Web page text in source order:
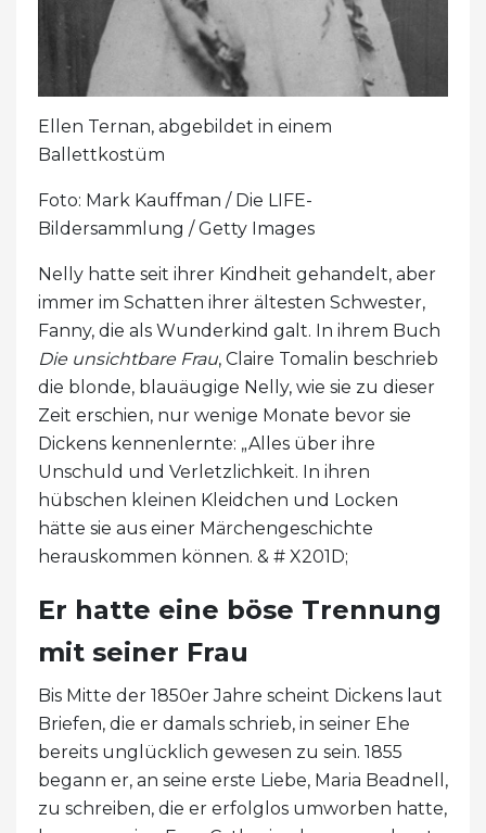
Ellen Ternan, abgebildet in einem
Ballettkostüm
Foto: Mark Kauffman / Die LIFE-
Bildersammlung / Getty Images
Nelly hatte seit ihrer Kindheit gehandelt, aber
immer im Schatten ihrer ältesten Schwester,
Fanny, die als Wunderkind galt. In ihrem Buch
Die unsichtbare Frau, Claire Tomalin beschrieb
die blonde, blauäugige Nelly, wie sie zu dieser
Zeit erschien, nur wenige Monate bevor sie
Dickens kennenlernte: „Alles über ihre
Unschuld und Verletzlichkeit. In ihren
hübschen kleinen Kleidchen und Locken
hätte sie aus einer Märchengeschichte
herauskommen können. & # X201D;
Er hatte eine böse Trennung
mit seiner Frau
Bis Mitte der 1850er Jahre scheint Dickens laut
Briefen, die er damals schrieb, in seiner Ehe
bereits unglücklich gewesen zu sein. 1855
begann er, an seine erste Liebe, Maria Beadnell,
zu schreiben, die er erfolglos umworben hatte,